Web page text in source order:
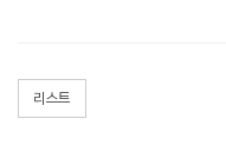
리스트